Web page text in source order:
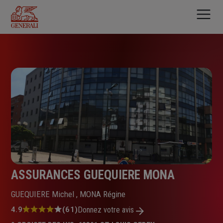
contenu
principal
ASSURANCES GUEQUIERE MONA
GUEQUIERE Michel , MONA Régine
Note
4.9 (61)Donnez votre avis